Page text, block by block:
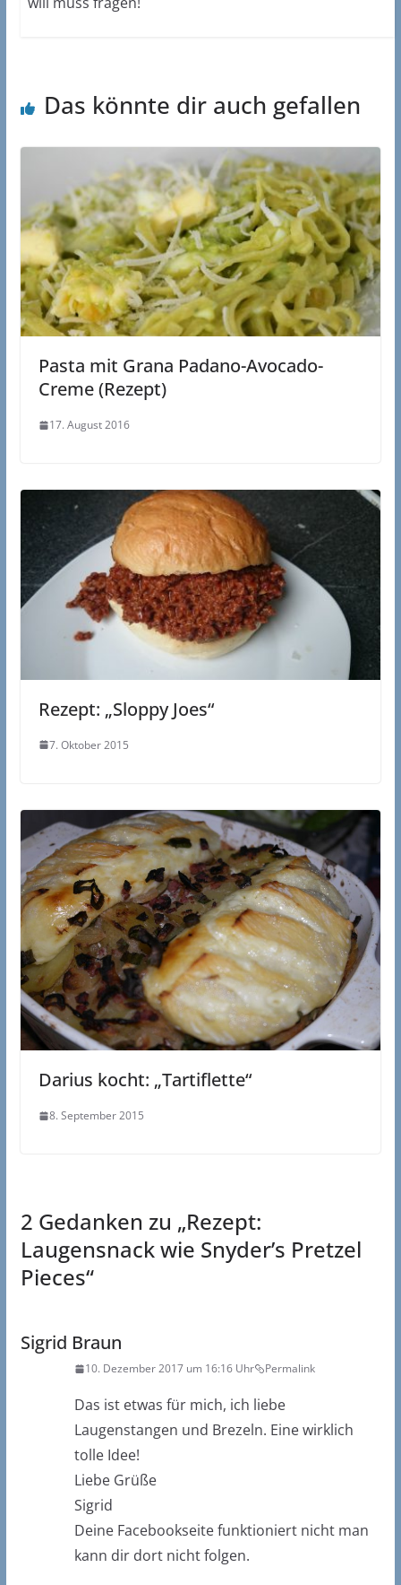
Das könnte dir auch gefallen
Pasta mit Grana Padano-Avocado-
Creme (Rezept)
17. August 2016
Rezept: „Sloppy Joes“
7. Oktober 2015
Darius kocht: „Tartiflette“
8. September 2015
2 Gedanken zu „Rezept:
Laugensnack wie Snyder’s Pretzel
Pieces“
Sigrid Braun
10. Dezember 2017 um 16:16 Uhr Permalink
Das ist etwas für mich, ich liebe
Laugenstangen und Brezeln. Eine wirklich
tolle Idee!
Liebe Grüße
Sigrid
Deine Facebookseite funktioniert nicht man
kann dir dort nicht folgen.